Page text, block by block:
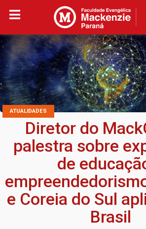
ATUALIDADES
Diretor do
palestra sobre
de
e Coreia do Sul
Brasil